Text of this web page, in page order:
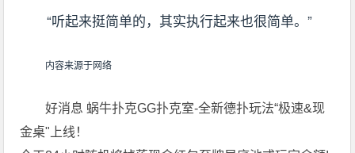
“听起来挺简单的，其实执行起来也很简单。”
内容来源于网络
好消息 蜗牛扑克GG扑克室-全新德扑玩法“极速&现
金桌"上线！